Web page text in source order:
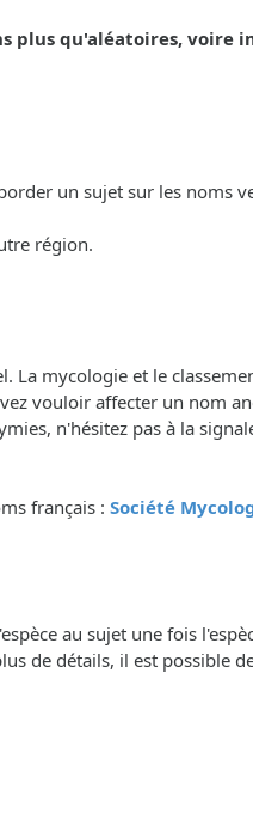
plus qu'aléatoires, voire
un sujet sur les noms
région.
mycologie et le
vouloir affecter un nom
n'hésitez pas à la
français : Société
au sujet une fois
de détails, il est possible